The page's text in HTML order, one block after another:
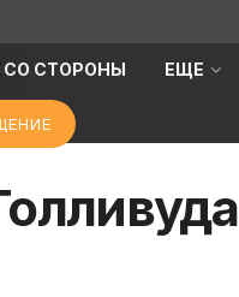
СО СТОРОНЫ ЕЩЕ